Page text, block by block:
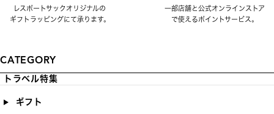
レスポートサックオリジナルの
ギフトラッピングにて承ります。
一部店舗と公式オンラインストア
で使えるポイントサービス。
CATEGORY
トラベル特集
ギフト